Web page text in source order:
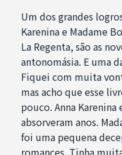
Um dos grandes
Karenina e Madame
La Regenta, são as
antonomásia. E uma
Fiquei com muita
mas acho que esse
pouco. Anna Karenina
absorveram anos.
foi uma pequena
romances. Tinha